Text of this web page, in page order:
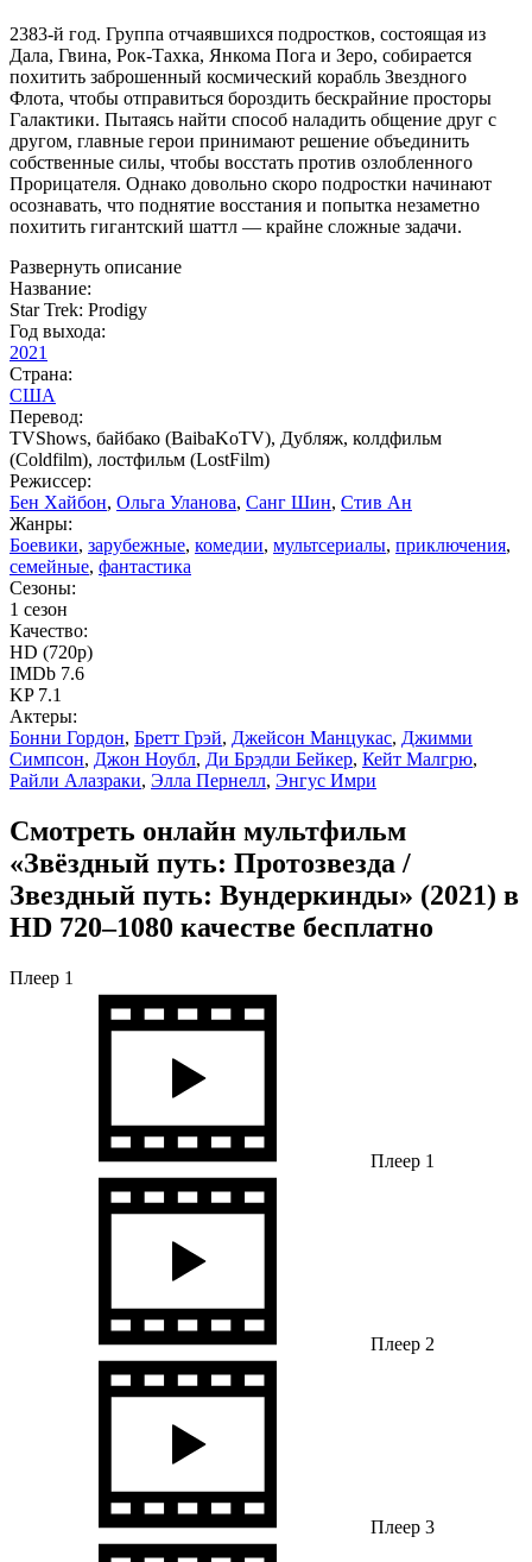
2383-й год. Группа отчаявшихся подростков, состоящая из
Дала, Гвина, Рок-Тахка, Янкома Пога и Зеро, собирается
похитить заброшенный космический корабль Звездного
Флота, чтобы отправиться бороздить бескрайние просторы
Галактики. Пытаясь найти способ наладить общение друг с
другом, главные герои принимают решение объединить
собственные силы, чтобы восстать против озлобленного
Прорицателя. Однако довольно скоро подростки начинают
осознавать, что поднятие восстания и попытка незаметно
похитить гигантский шаттл — крайне сложные задачи.
Развернуть описание
Название:
Star Trek: Prodigy
Год выхода:
2021
Страна:
США
Перевод:
TVShows, байбако (BaibaKoTV), Дубляж, колдфильм
(Coldfilm), лостфильм (LostFilm)
Режиссер:
Бен Хайбон, Ольга Уланова, Санг Шин, Стив Ан
Жанры:
Боевики, зарубежные, комедии, мультсериалы, приключения,
семейные, фантастика
Сезоны:
1 сезон
Качество:
HD (720p)
IMDb 7.6
KP 7.1
Актеры:
Бонни Гордон, Бретт Грэй, Джейсон Манцукас, Джимми
Симпсон, Джон Ноубл, Ди Брэдли Бейкер, Кейт Малгрю,
Райли Алазраки, Элла Пернелл, Энгус Имри
Смотреть онлайн мультфильм
«Звёздный путь: Протозвезда /
Звездный путь: Вундеркинды» (2021) в
HD 720–1080 качестве бесплатно
Плеер 1
Плеер 1
Плеер 2
Плеер 3